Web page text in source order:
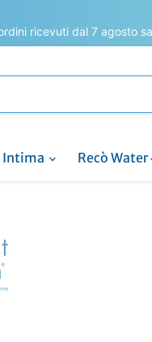
ricevuti dal 7 agosto
Intima Recò Water